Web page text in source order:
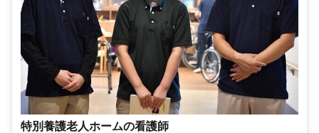
特別養護老人ホームの看護師